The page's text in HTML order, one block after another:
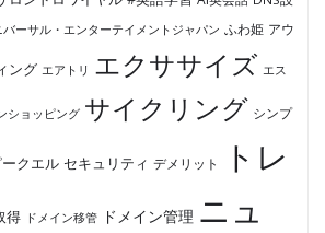
バーサル・エンターテイメントジャパン ふわ姫 アウ
ング エアトリ エクササイズ エス
ショッピング サイクリング シンプ
クエル セキュリティ デメリット
トレ
得 ドメイン移管 ドメイン管理 ニュ